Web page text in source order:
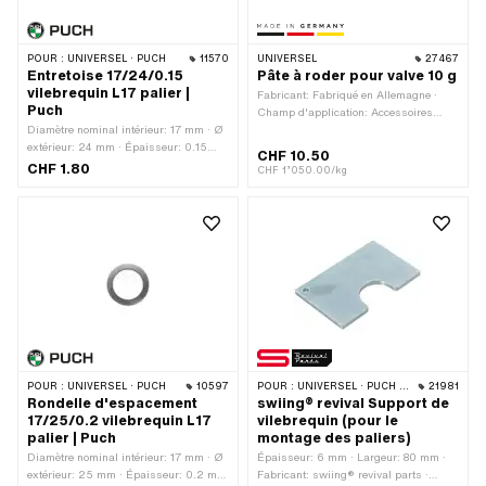
POUR : UNIVERSEL · PUCH 11570
Entretoise 17/24/0.15
vilebrequin L17 palier |
Puch
Diamètre nominal intérieur: 17 mm · Ø
extérieur: 24 mm · Épaisseur: 0.15
mm · Fabricant: Puch · Matériau: Acier
CHF 1.80
UNIVERSEL 27467
Pâte à roder pour valve 10 g
Fabricant: Fabriqué en Allemagne ·
Champ d'application: Accessoires
CHF 10.50
CHF 1’050.00/kg
POUR : UNIVERSEL · PUCH 10597
Rondelle d'espacement
17/25/0.2 vilebrequin L17
palier | Puch
Diamètre nominal intérieur: 17 mm · Ø
extérieur: 25 mm · Épaisseur: 0.2 mm
POUR : UNIVERSEL · PUCH · SACHS · PONY / CILO (BÊTA 521 & 512) · PIAGGIO · ZÜNDAPP BELMONDO · SOLEX · TOMOS · BYE BIKE · ALPA CHOPPER / TURBO · CILO · DKW · FANTIC · GARELLI · HONDA · ILO / JLO · KREIDLER · MALAGUTI · MBK / MOTOBÉCANE · MIELE · MONARK · PEUGEOT · VICTORIA · YAMAHA · ZÜNDAPP 21981
swiing® revival Support de
vilebrequin (pour le
montage des paliers)
Épaisseur: 6 mm · Largeur: 80 mm ·
Fabricant: swiing® revival parts ·